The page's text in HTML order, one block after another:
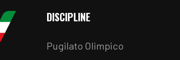
DISCIPLINE
Pugilato Olimpico